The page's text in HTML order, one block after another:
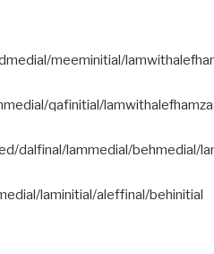
meeminitial/
qafinitial/
dalfinal/lammedial/behmedial/
laminitial/aleffinal/behinitial